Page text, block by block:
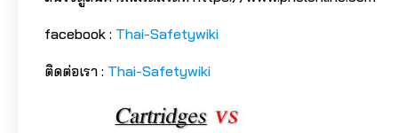
facebook : Thai-Safetywiki
ติดต่อเรา : Thai-Safetywiki